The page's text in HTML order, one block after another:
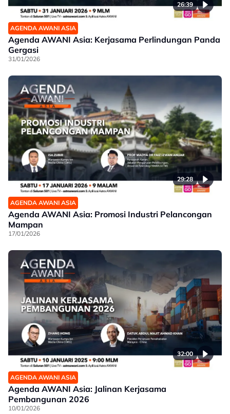
26:39
AGENDA AWANI ASIA
Agenda AWANI Asia: Kerjasama Perlindungan Panda
Gergasi
31/01/2026
29:28
AGENDA AWANI ASIA
Agenda AWANI Asia: Promosi Industri Pelancongan
Mampan
17/01/2026
32:00
AGENDA AWANI ASIA
Agenda AWANI Asia: Jalinan Kerjasama
Pembangunan 2026
10/01/2026